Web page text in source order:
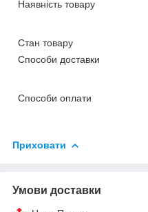
Наявність товару
Стан товару
Способи доставки
Способи оплати
Приховати
Умови доставки